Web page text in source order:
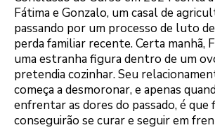
Fátima e Gonzalo, um casal de
passando por um processo de luto
perda familiar recente. Certa manhã,
uma estranha figura dentro de um
pretendia cozinhar. Seu
começa a desmoronar, e apenas
enfrentar as dores do passado, é
conseguirão se curar e seguir em